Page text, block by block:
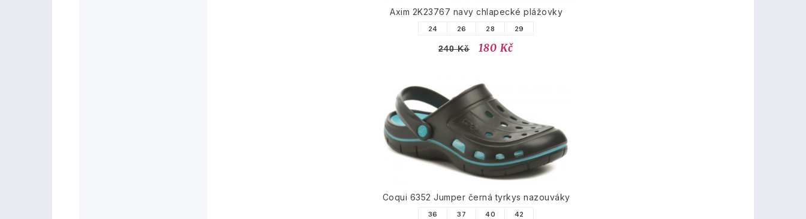
Axim 2K23767 navy chlapecké plážovky
24 26 28 29
240 Kč 180 Kč
Coqui 6352 Jumper černá tyrkys nazouváky
36 37 40 42